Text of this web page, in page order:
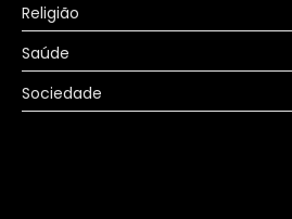
Religião
Saúde
Sociedade